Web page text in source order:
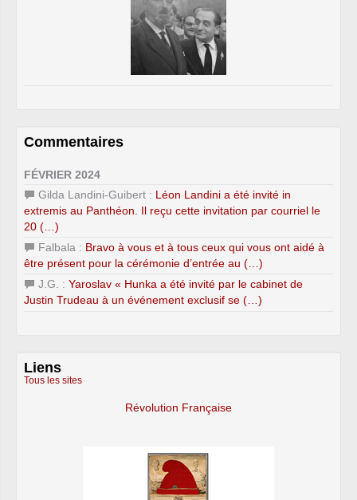
Commentaires
FÉVRIER 2024
Gilda Landini-Guibert : Léon Landini a été invité in
extremis au Panthéon. Il reçu cette invitation par courriel le
20 (…)
Falbala : Bravo à vous et à tous ceux qui vous ont aidé à
être présent pour la cérémonie d’entrée au (…)
J.G. : Yaroslav « Hunka a été invité par le cabinet de
Justin Trudeau à un événement exclusif se (…)
Liens
Tous les sites
Révolution Française